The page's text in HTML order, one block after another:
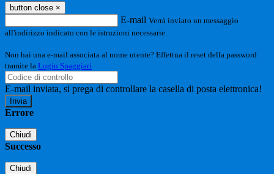
button close ×
E-mail Verrà inviato un messaggio
all'indirizzo indicato con le istruzioni necessarie.
Non hai una e-mail associata al nome utente? Effettua il reset della password
tramite la Login Spaggiari
E-mail inviata, si prega di controllare la casella di posta elettronica!
Errore
Chiudi
Successo
Chiudi